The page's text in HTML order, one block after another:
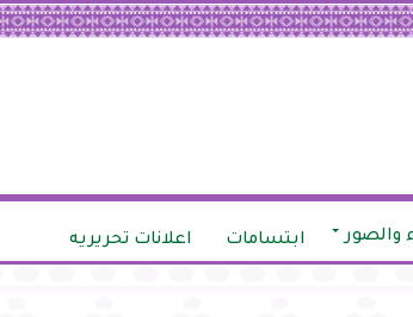
والصور ابتسامات اعلانات تحريريه